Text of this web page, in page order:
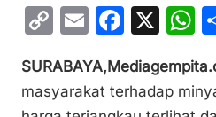
C
p
y
E
ai
l
F
c
e
X
s
masyarakat terhadap